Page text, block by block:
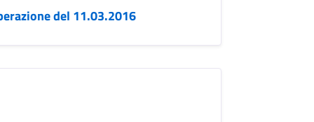
del 11.03.2016